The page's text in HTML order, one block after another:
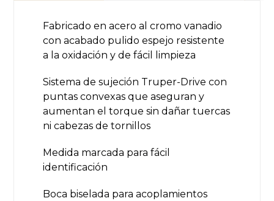
Fabricado en acero al cromo vanadio
con acabado pulido espejo resistente
a la oxidación y de fácil limpieza
Sistema de sujeción Truper-Drive con
puntas convexas que aseguran y
aumentan el torque sin dañar tuercas
ni cabezas de tornillos
Medida marcada para fácil
identificación
Boca biselada para acoplamientos